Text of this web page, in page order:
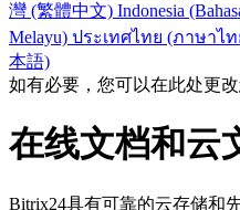
灣 (繁體中文) Indonesia
Melayu) ประเทศไทย (ภาษาไท
本語)
如有必要，您可以在此处更改
在线文档和云
Bitrix24具有可靠的云存储和